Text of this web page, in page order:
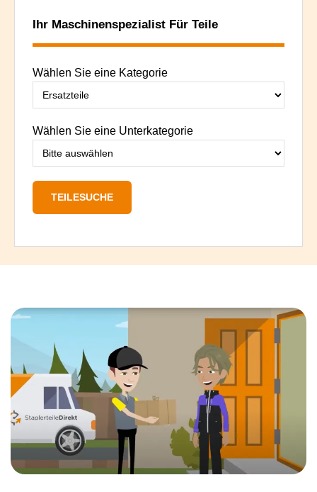
Ihr Maschinenspezialist Für Teile
Wählen Sie eine Kategorie
Wählen Sie eine Unterkategorie
TEILESUCHE